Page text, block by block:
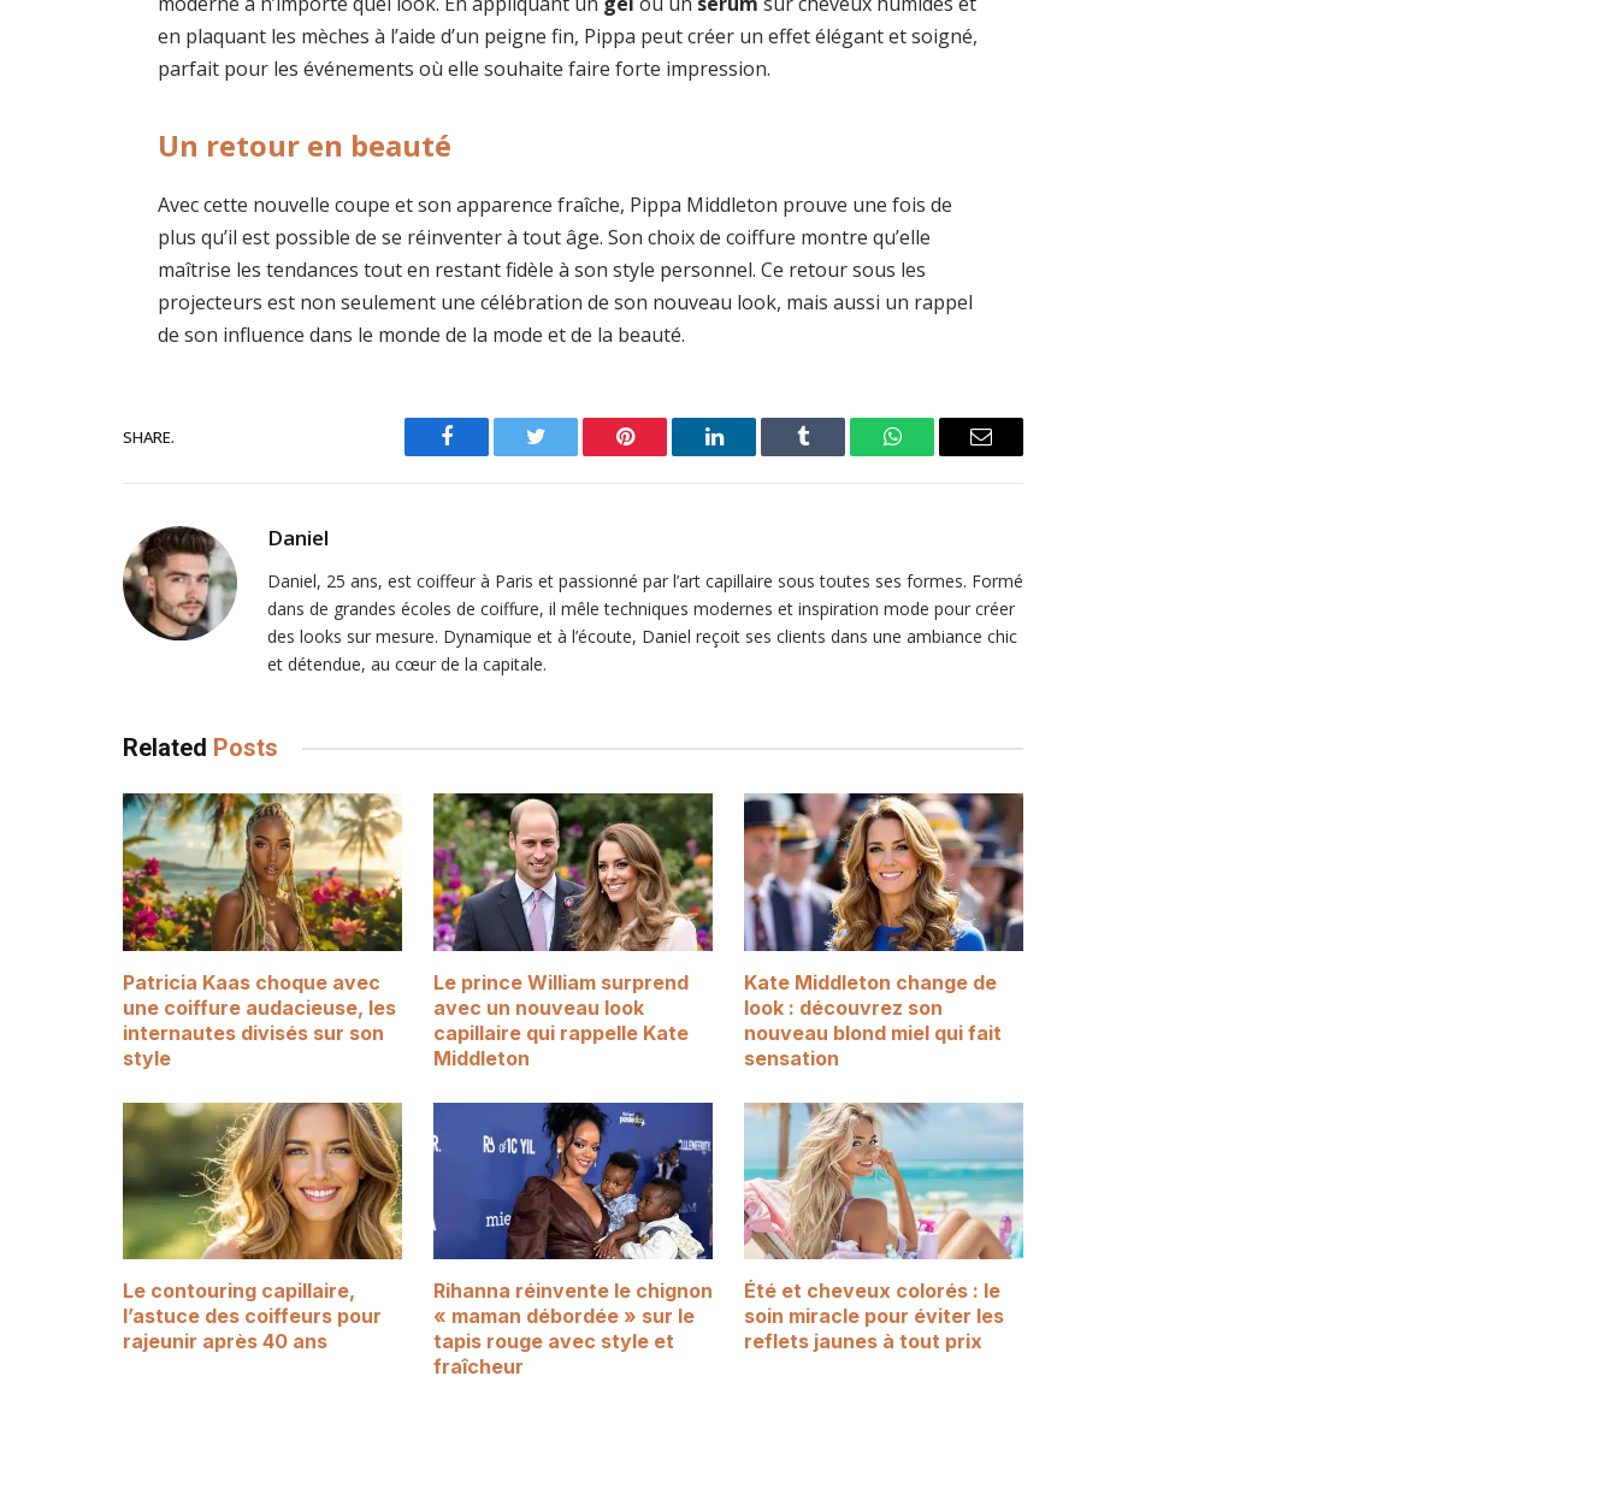
en plaquant les mèches à l’aide d’un peigne fin, Pippa peut créer un effet élégant et soigné,
parfait pour les événements où elle souhaite faire forte impression.
Un retour en beauté
Avec cette nouvelle coupe et son apparence fraîche, Pippa Middleton prouve une fois de
plus qu’il est possible de se réinventer à tout âge. Son choix de coiffure montre qu’elle
maîtrise les tendances tout en restant fidèle à son style personnel. Ce retour sous les
projecteurs est non seulement une célébration de son nouveau look, mais aussi un rappel
de son influence dans le monde de la mode et de la beauté.
SHARE.
Facebook Twitter Pinterest LinkedIn Tumblr WhatsAppEmail
Daniel
Daniel, 25 ans, est coiffeur à Paris et passionné par l’art capillaire sous toutes ses formes. Formé
dans de grandes écoles de coiffure, il mêle techniques modernes et inspiration mode pour créer
des looks sur mesure. Dynamique et à l’écoute, Daniel reçoit ses clients dans une ambiance chic
et détendue, au cœur de la capitale.
Related Posts
Patricia Kaas choque avec
une coiffure audacieuse, les
internautes divisés sur son
style
Le prince William surprend
avec un nouveau look
capillaire qui rappelle Kate
Middleton
Kate Middleton change de
look : découvrez son
nouveau blond miel qui fait
sensation
Le contouring capillaire,
l’astuce des coiffeurs pour
rajeunir après 40 ans
Rihanna réinvente le chignon
« maman débordée » sur le
tapis rouge avec style et
fraîcheur
Été et cheveux colorés : le
soin miracle pour éviter les
reflets jaunes à tout prix